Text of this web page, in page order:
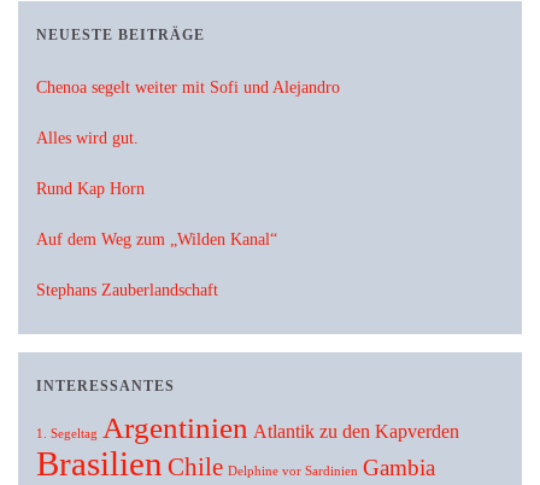
NEUESTE BEITRÄGE
Chenoa segelt weiter mit Sofi und Alejandro
Alles wird gut.
Rund Kap Horn
Auf dem Weg zum „Wilden Kanal“
Stephans Zauberlandschaft
INTERESSANTES
1. Segeltag Argentinien Atlantik zu den Kapverden
Brasilien Chile Delphine vor Sardinien Gambia